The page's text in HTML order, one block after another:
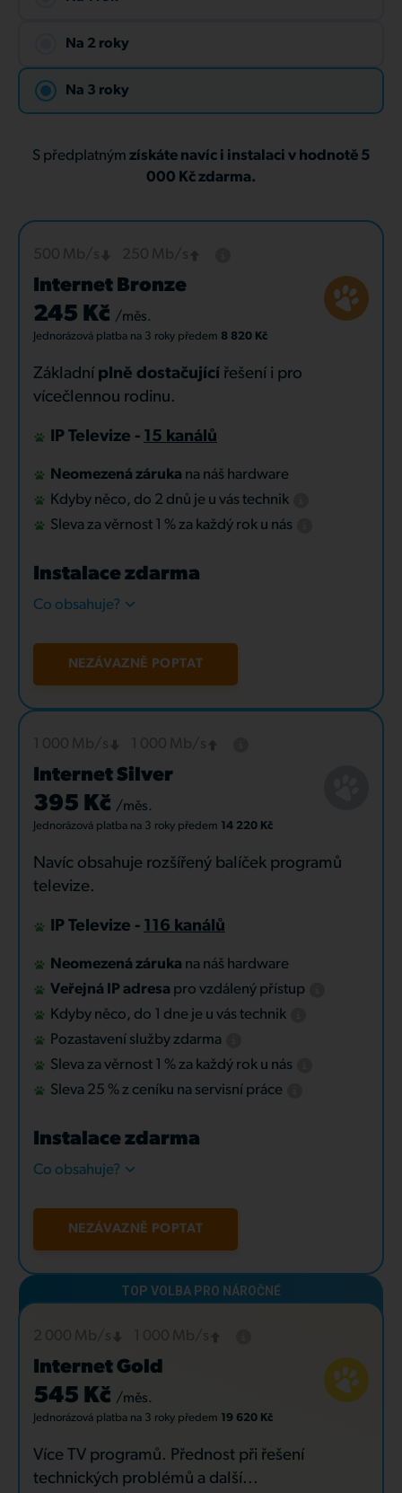
Na 2 roky
Na 3 roky
S předplatným získáte navíc i instalaci v hodnotě 5
000 Kč zdarma.
Internet Bronze
245 Kč /měs.
Jednorázová platba na 3 roky předem 8 820 Kč
Základní plně dostačující řešení i pro
vícečlennou rodinu.
IP Televize - 15 kanálů
Neomezená záruka na náš hardware
Kdyby něco, do 2 dnů je u vás technik
Sleva za věrnost 1 % za každý rok u nás
Instalace zdarma
Co obsahuje?
NEZÁVAZNĚ POPTAT
Internet Silver
395 Kč /měs.
Jednorázová platba na 3 roky předem 14 220 Kč
Navíc obsahuje rozšířený balíček programů
televize.
IP Televize - 116 kanálů
Neomezená záruka na náš hardware
Veřejná IP adresa pro vzdálený přístup
Kdyby něco, do 1 dne je u vás technik
Pozastavení služby zdarma
Sleva za věrnost 1 % za každý rok u nás
Sleva 25 % z ceníku na servisní práce
Instalace zdarma
Co obsahuje?
NEZÁVAZNĚ POPTAT
Internet Gold
545 Kč /měs.
Jednorázová platba na 3 roky předem 19 620 Kč
Více TV programů. Přednost při řešení
technických problémů a další...